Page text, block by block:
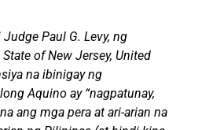
Judge Paul G. Levy, ng
of New Jersey, United
na ibinigay ng
Aquino ay “nagpatunay,
ang mga pera at ari-arian na